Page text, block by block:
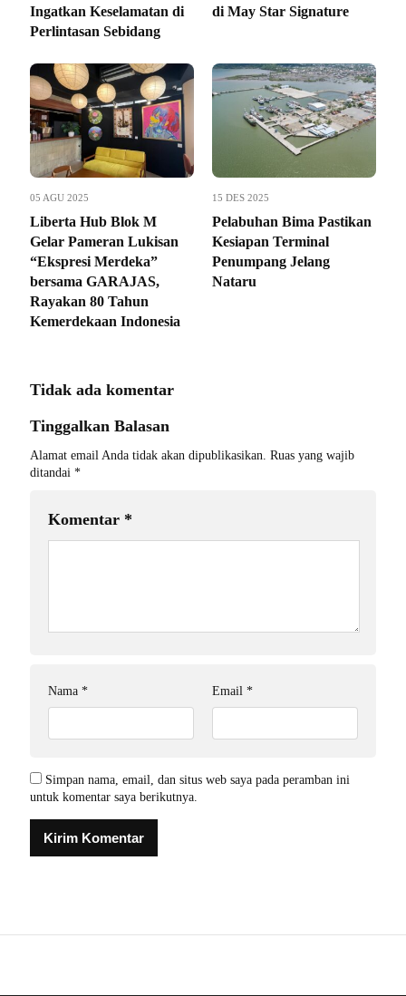
Ingatkan Keselamatan di
Perlintasan Sebidang
di May Star Signature
05 AGU 2025
Liberta Hub Blok M
Gelar Pameran Lukisan
“Ekspresi Merdeka”
bersama GARAJAS,
Rayakan 80 Tahun
Kemerdekaan Indonesia
15 DES 2025
Pelabuhan Bima Pastikan
Kesiapan Terminal
Penumpang Jelang
Nataru
Tidak ada komentar
Tinggalkan Balasan
Alamat email Anda tidak akan dipublikasikan. Ruas yang wajib
ditandai *
Komentar *
Nama * Email *
Simpan nama, email, dan situs web saya pada peramban ini
untuk komentar saya berikutnya.